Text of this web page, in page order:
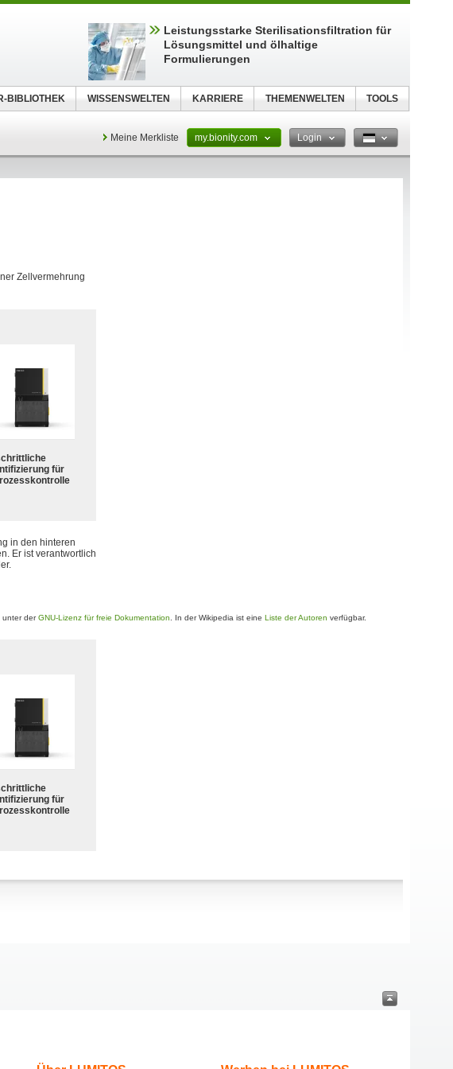
Meine Merkliste my.bionity.com Login
Zellvermehrung
für
in den hinteren
Er ist verantwortlich
unter derGNU-Lizenz für freie Dokumentation . In der Wikipedia ist eine Liste der Autoren verfügbar.
für
Leistungsstarke Sterilisationsfiltration für
Lösungsmittel und ölhaltige
Formulierungen
BIBLIOTHEK WISSENSWELTEN KARRIERE THEMENWELTEN TOOLS